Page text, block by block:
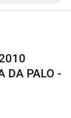
DA PALO -